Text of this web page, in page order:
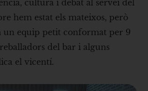
cultura i debat al servei del
hem estat els mateixos, però
un equip petit conformat per 9
del bar i alguns
el vicentí.